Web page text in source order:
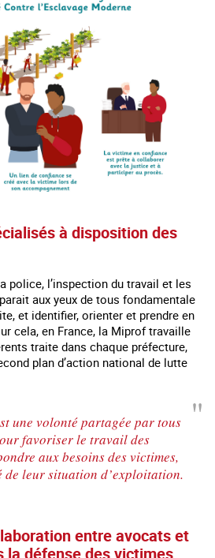
à disposition des
police, l’inspection du travail et les
aux yeux de tous fondamentale
et identifier, orienter et prendre en
cela, en France, la Miprof travaille
traite dans chaque préfecture,
plan d’action national de lutte
une volonté partagée par tous
favoriser le travail des
aux besoins des victimes,
de leur situation d’exploitation.
entre avocats et
la défense des victimes